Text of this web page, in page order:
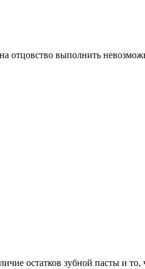
отцовство выполнить
остатков зубной пасты и то,